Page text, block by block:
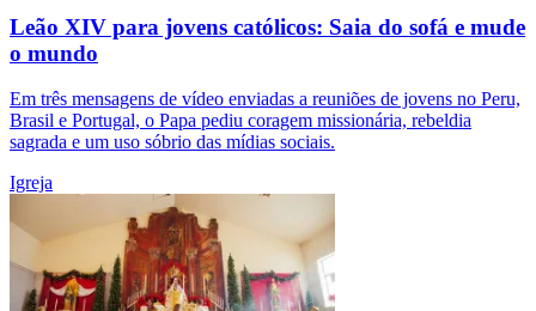
Leão XIV para jovens católicos: Saia do sofá e mude
o mundo
Em três mensagens de vídeo enviadas a reuniões de jovens no Peru,
Brasil e Portugal, o Papa pediu coragem missionária, rebeldia
sagrada e um uso sóbrio das mídias sociais.
Igreja